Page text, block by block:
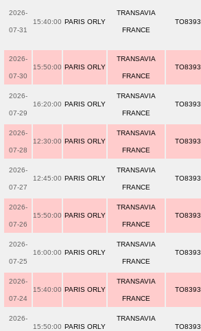
2026-
07-31
15:40:00 PARIS ORLY
TRANSAVIA
FRANCE
TO8393
2026-
07-30
15:50:00 PARIS ORLY
TRANSAVIA
FRANCE
TO8393
2026-
07-29
16:20:00 PARIS ORLY
TRANSAVIA
FRANCE
TO8393
2026-
07-28
12:30:00 PARIS ORLY
TRANSAVIA
FRANCE
TO8393
2026-
07-27
12:45:00 PARIS ORLY
TRANSAVIA
FRANCE
TO8393
2026-
07-26
15:50:00 PARIS ORLY
TRANSAVIA
FRANCE
TO8393
2026-
07-25
16:00:00 PARIS ORLY
TRANSAVIA
FRANCE
TO8393
2026-
07-24
15:40:00 PARIS ORLY
TRANSAVIA
FRANCE
TO8393
2026-
15:50:00 PARIS ORLY
TRANSAVIA
TO8393